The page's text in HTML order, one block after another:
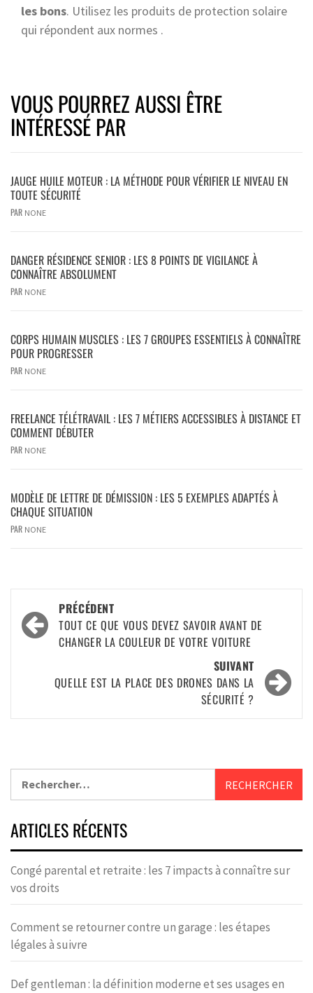
les bons. Utilisez les produits de protection solaire
qui répondent aux normes .
VOUS POURREZ AUSSI ÊTRE
INTÉRESSÉ PAR
JAUGE HUILE MOTEUR : LA MÉTHODE POUR VÉRIFIER LE NIVEAU EN
TOUTE SÉCURITÉ
PAR NONE
DANGER RÉSIDENCE SENIOR : LES 8 POINTS DE VIGILANCE À
CONNAÎTRE ABSOLUMENT
PAR NONE
CORPS HUMAIN MUSCLES : LES 7 GROUPES ESSENTIELS À CONNAÎTRE
POUR PROGRESSER
PAR NONE
FREELANCE TÉLÉTRAVAIL : LES 7 MÉTIERS ACCESSIBLES À DISTANCE ET
COMMENT DÉBUTER
PAR NONE
MODÈLE DE LETTRE DE DÉMISSION : LES 5 EXEMPLES ADAPTÉS À
CHAQUE SITUATION
PAR NONE
PRÉCÉDENT
TOUT CE QUE VOUS DEVEZ SAVOIR AVANT DE
CHANGER LA COULEUR DE VOTRE VOITURE
SUIVANT
QUELLE EST LA PLACE DES DRONES DANS LA
SÉCURITÉ ?
ARTICLES RÉCENTS
Congé parental et retraite : les 7 impacts à connaître sur
vos droits
Comment se retourner contre un garage : les étapes
légales à suivre
Def gentleman : la définition moderne et ses usages en